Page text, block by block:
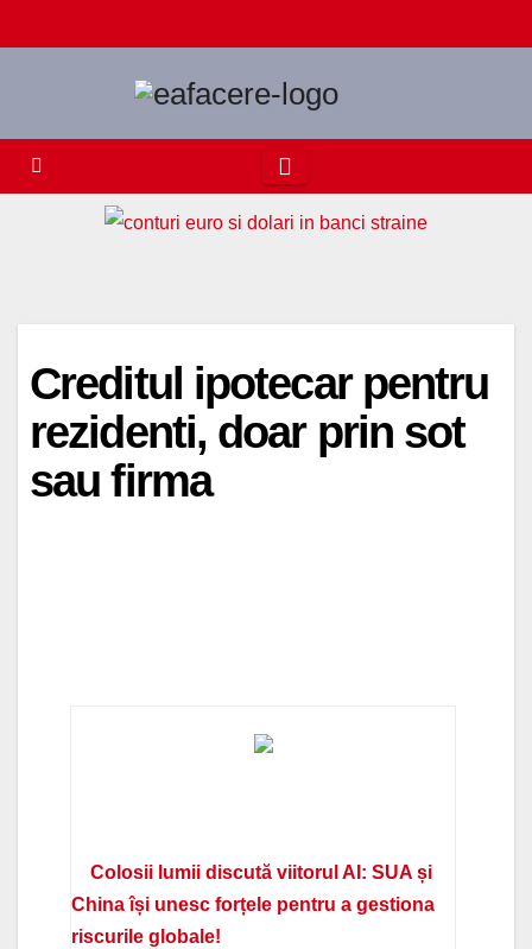
to
Creditul ipotecar pentru
rezidenti, doar prin sot
sau firma
Colosii lumii discută viitorul AI: SUA și
China își unesc forțele pentru a gestiona
riscurile globale!